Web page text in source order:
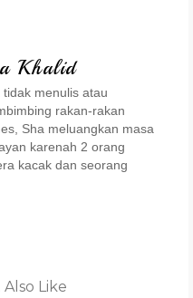
Khalid
tidak menulis atau
rakan-rakan
Sha meluangkan masa
karenah 2 orang
kacak dan seorang
Like